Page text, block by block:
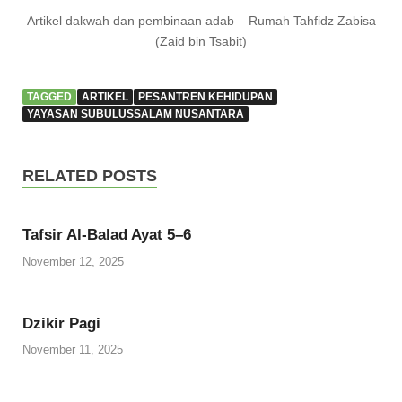
Artikel dakwah dan pembinaan adab – Rumah Tahfidz Zabisa
(Zaid bin Tsabit)
TAGGED ARTIKEL
PESANTREN KEHIDUPAN
YAYASAN SUBULUSSALAM NUSANTARA
RELATED POSTS
Tafsir Al-Balad Ayat 5–6
November 12, 2025
Dzikir Pagi
November 11, 2025